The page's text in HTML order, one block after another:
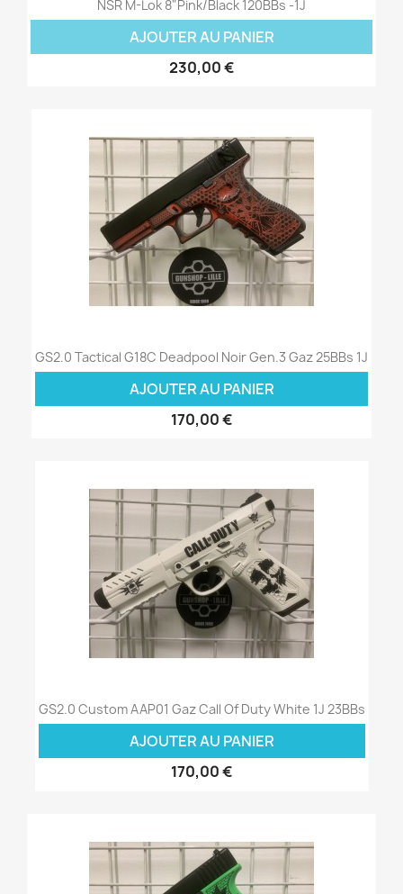
NSR M-Lok 8"Pink/Black 120BBs -1J
AJOUTER AU PANIER
230,00 €
GS2.0 Tactical G18C Deadpool Noir Gen.3 Gaz 25BBs 1J
AJOUTER AU PANIER
170,00 €
GS2.0 Custom AAP01 Gaz Call Of Duty White 1J 23BBs
AJOUTER AU PANIER
170,00 €